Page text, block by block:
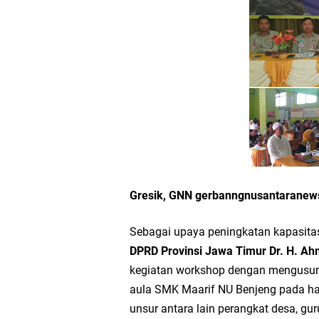
Selamat Tahun
PDUF MUI Jatim
Reses Anggota
Hari Jadi Pertama
Zakat Produktif
Nila Yani Apresiasi
Gresik, GNN
Sebagai upaya peningkatan
DPRD Provinsi Jawa Timur Dr. H.
kegiatan workshop dengan
aula SMK Maarif NU Benjeng pada
unsur antara lain perangkat desa,